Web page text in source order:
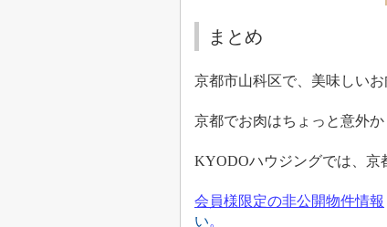
まとめ
京都市山科区で、美味しい
京都でお肉はちょっと意外
KYODOハウジングでは、京
会員様限定の非公開物件情報
い。